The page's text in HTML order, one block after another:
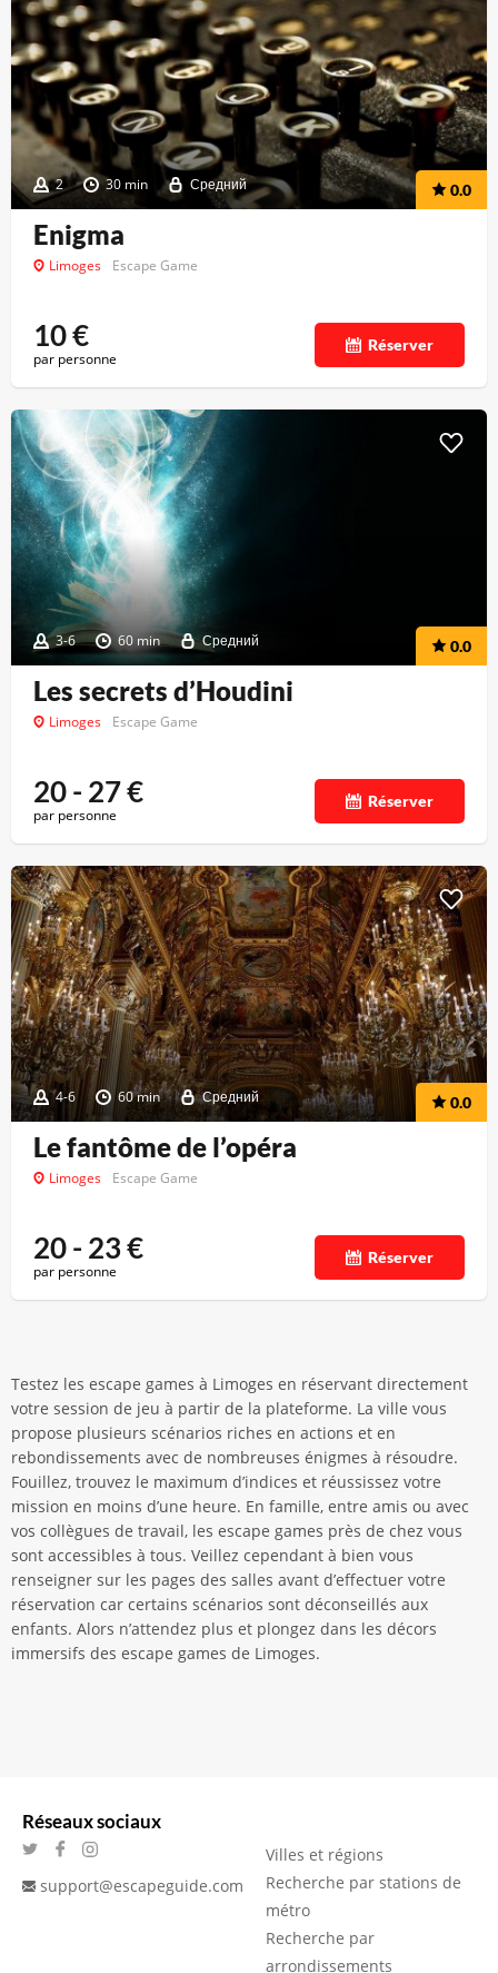
2 30 min Средний 0.0
Enigma
Limoges Escape Game
10€
par personne
Réserver
3-6 60 min Средний 0.0
Les secrets d’Houdini
Limoges Escape Game
20 - 27€
par personne
Réserver
4-6 60 min Средний 0.0
Le fantôme de l’opéra
Limoges Escape Game
20 - 23€
par personne
Réserver
Testez les escape games à Limoges en réservant directement
votre session de jeu à partir de la plateforme. La ville vous
propose plusieurs scénarios riches en actions et en
rebondissements avec de nombreuses énigmes à résoudre.
Fouillez, trouvez le maximum d’indices et réussissez votre
mission en moins d’une heure. En famille, entre amis ou avec
vos collègues de travail, les escape games près de chez vous
sont accessibles à tous. Veillez cependant à bien vous
renseigner sur les pages des salles avant d’effectuer votre
réservation car certains scénarios sont déconseillés aux
enfants. Alors n’attendez plus et plongez dans les décors
immersifs des escape games de Limoges.
Réseaux sociaux
support@escapeguide.com
Villes et régions
Recherche par stations de
métro
Recherche par
arrondissements